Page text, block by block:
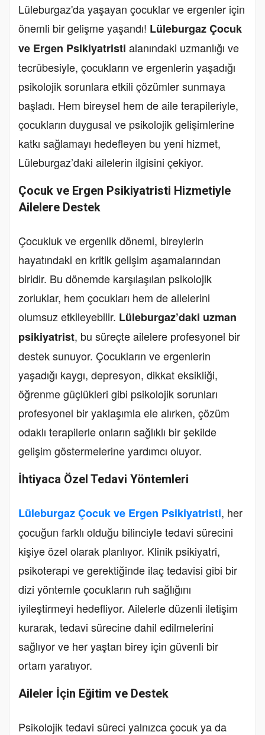
Lüleburgaz'da yaşayan çocuklar ve ergenler için
önemli bir gelişme yaşandı! Lüleburgaz Çocuk
ve Ergen Psikiyatristi alanındaki uzmanlığı ve
tecrübesiyle, çocukların ve ergenlerin yaşadığı
psikolojik sorunlara etkili çözümler sunmaya
başladı. Hem bireysel hem de aile terapileriyle,
çocukların duygusal ve psikolojik gelişimlerine
katkı sağlamayı hedefleyen bu yeni hizmet,
Lüleburgaz’daki ailelerin ilgisini çekiyor.
Çocuk ve Ergen Psikiyatristi Hizmetiyle
Ailelere Destek
Çocukluk ve ergenlik dönemi, bireylerin
hayatındaki en kritik gelişim aşamalarından
biridir. Bu dönemde karşılaşılan psikolojik
zorluklar, hem çocukları hem de ailelerini
olumsuz etkileyebilir. Lüleburgaz’daki uzman
psikiyatrist, bu süreçte ailelere profesyonel bir
destek sunuyor. Çocukların ve ergenlerin
yaşadığı kaygı, depresyon, dikkat eksikliği,
öğrenme güçlükleri gibi psikolojik sorunları
profesyonel bir yaklaşımla ele alırken, çözüm
odaklı terapilerle onların sağlıklı bir şekilde
gelişim göstermelerine yardımcı oluyor.
İhtiyaca Özel Tedavi Yöntemleri
Lüleburgaz Çocuk ve Ergen Psikiyatristi, her
çocuğun farklı olduğu bilinciyle tedavi sürecini
kişiye özel olarak planlıyor. Klinik psikiyatri,
psikoterapi ve gerektiğinde ilaç tedavisi gibi bir
dizi yöntemle çocukların ruh sağlığını
iyileştirmeyi hedefliyor. Ailelerle düzenli iletişim
kurarak, tedavi sürecine dahil edilmelerini
sağlıyor ve her yaştan birey için güvenli bir
ortam yaratıyor.
Aileler İçin Eğitim ve Destek
Psikolojik tedavi süreci yalnızca çocuk ya da